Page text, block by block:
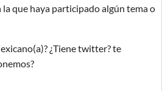
la que haya participado algún tema o
¿Tiene twitter? te